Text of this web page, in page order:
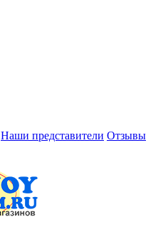
Наши представители Отзывы